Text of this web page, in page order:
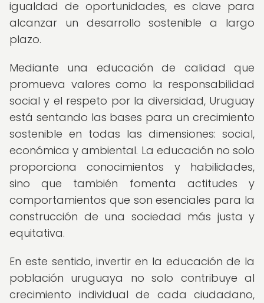
igualdad de oportunidades, es clave para
alcanzar un desarrollo sostenible a largo
plazo.
Mediante una educación de calidad que
promueva valores como la responsabilidad
social y el respeto por la diversidad, Uruguay
está sentando las bases para un crecimiento
sostenible en todas las dimensiones: social,
económica y ambiental. La educación no solo
proporciona conocimientos y habilidades,
sino que también fomenta actitudes y
comportamientos que son esenciales para la
construcción de una sociedad más justa y
equitativa.
En este sentido, invertir en la educación de la
población uruguaya no solo contribuye al
crecimiento individual de cada ciudadano,